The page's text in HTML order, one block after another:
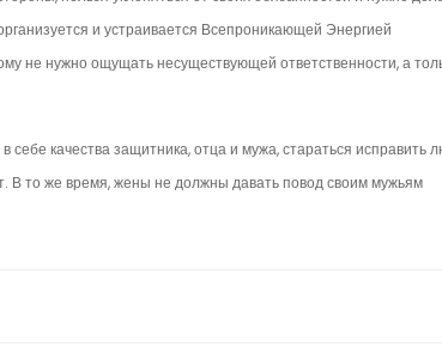
и устраивается Всепроникающей Энергией
не нужно ощущать несуществующей ответствен­ности, а
качества защитника, отца и мужа, стараться исправить
В то же время, жены не должны давать повод своим мужьям